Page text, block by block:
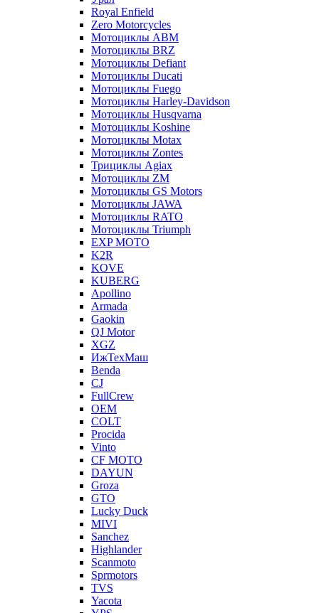
Royal Enfield
Zero Motorcycles
Мотоциклы ABM
Мотоциклы BRZ
Мотоциклы Defiant
Мотоциклы Ducati
Мотоциклы Fuego
Мотоциклы Harley-Davidson
Мотоциклы Husqvarna
Мотоциклы Koshine
Мотоциклы Motax
Мотоциклы Zontes
Трициклы Agiax
Мотоциклы ZM
Мотоциклы GS Motors
Мотоциклы JAWA
Мотоциклы RATO
Мотоциклы Triumph
EXP MOTO
K2R
KOVE
KUBERG
Apollino
Armada
Gaokin
QJ Motor
XGZ
ИжТехМаш
Benda
CJ
FullCrew
OEM
COLT
Procida
Vinto
CF MOTO
DAYUN
Groza
GTO
Lucky Duck
MIVI
Sanchez
Highlander
Scanmoto
Sprmotors
TVS
Yacota